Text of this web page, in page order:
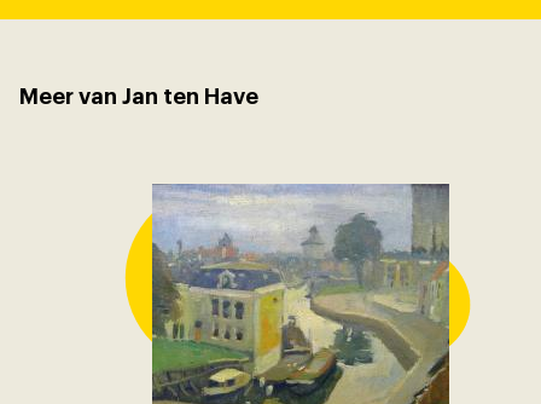
Meer van Jan ten Have